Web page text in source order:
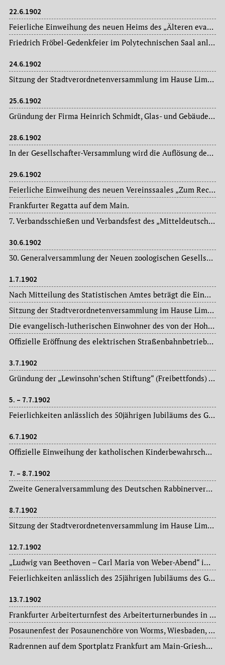
22.6.1902
Feierliche Einweihung des neuen Heims des „Älteren evangelischen Jünglingvereins“ in der Lange Straße.
Friedrich Fröbel-Gedenkfeier im Polytechnischen Saal anlässlich der 50. Wiederkehr des Todestages des Begründers der Kindergärten.
24.6.1902
Sitzung der Stadtverordnetenversammlung im Hause Limpurg: Magistratsvorlagen, Ausschussberichte.
25.6.1902
Gründung der Firma Heinrich Schmidt, Glas- und Gebäudereinigung.
28.6.1902
In der Gesellschafter-Versammlung wird die Auflösung der „Wohngesellschaft Heimgarten“ beschlossen.
29.6.1902
Feierliche Einweihung des neuen Vereinssaales „Zum Rechneisaal“ des „Evangelischen Arbeitervereins“, Lange Straße.
Frankfurter Regatta auf dem Main.
7. Verbandsschießen und Verbandsfest des „Mitteldeutschen Schützenverbandes“ auf dem Festplatz in Rödelheim.
30.6.1902
30. Generalversammlung der Neuen zoologischen Gesellschaft im Gesellschaftshaus des Zoologischen Gartens.
1.7.1902
Nach Mitteilung des Statistischen Amtes beträgt die Einwohnerzahl für den Stadtkreis Frankfurt am Main rund 300.000 Personen.
Sitzung der Stadtverordnetenversammlung im Hause Limpurg: Magistratsvorlagen, Ausschussberichte.
Die evangelisch-lutherischen Einwohner des von der Hohenzollernstraße, Karlstraße und Mainzer Landstraße umschlossenen Dreiecks des 9. Statistischen Bezirks der Stadtgemeinde Frankfurt am Main, des 10. Statistischen Bezirks westlich der Feuerbach- und Westendstraße, sowie der statistischen Bezirke 15II, 15III und 16I, 16II sowie 17 werden aus der Weißfrauengemeinde ausgepfarrt und zu einer selbständigen evangelisch-lutherischen Kirchengemeinde mit der Bezeichnung „Matthäusgemeinde in Frankfurt am Main“ vereinigt. Eine der beiden in der Weißfrauengemeinde bestehenden Pfarrstellen geht auf die Matthäusgemeinde über.
Offizielle Eröffnung des elektrischen Straßenbahnbetriebs auf der Strecke von der Bockenheimer Warte über die Frankfurter Straße bis zum Schönhof.
3.7.1902
Gründung der „Lewinsohn’schen Stiftung“ (Freibettfonds) „zur Verwendung für die medizinische Klinik des Städtischen Krankenhauses“ – eine unselbständige Stiftung der Stadt Frankfurt am Main (Stiftungskapital: 16.500.- Mark).
5. – 7.7.1902
Feierlichkeiten anlässlich des 50jährigen Jubiläums des Gesangvereins „Bürgerverein“ im Stadtteil Niederrad.
6.7.1902
Offizielle Einweihung der katholischen Kinderbewahrschule im Stadtteil Bornheim.
7. – 8.7.1902
Zweite Generalversammlung des Deutschen Rabbinerverbandes in der Loge Karl. Begrüßung am 06.07. im Saal der Neuen Synagoge am Börneplatz.
8.7.1902
Sitzung der Stadtverordnetenversammlung im Hause Limpurg: Magistratsvorlagen, Ausschussberichte.
12.7.1902
„Ludwig van Beethoven – Carl Maria von Weber-Abend“ im Zoologischen Garten.
Feierlichkeiten anlässlich des 25jährigen Jubiläums des Gesangvereins „Erato“ im Stadtteil Bornheim.
13.7.1902
Frankfurter Arbeiterturnfest des Arbeiterturnerbundes in der Landwirtschaftlichen Halle mit einem Festzug vom Schwimmbad durch die Stadt.
Posaunenfest der Posaunenchöre von Worms, Wiesbaden, Biebrich, Hanau und Frankfurt am Main im christlichen Volksgarten, Röderbergweg.
Radrennen auf dem Sportplatz Frankfurt am Main-Griesheim.